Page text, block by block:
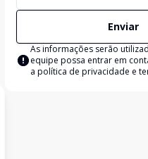
Enviar
As informações serão
equipe possa entrar em
a política de privacidade e